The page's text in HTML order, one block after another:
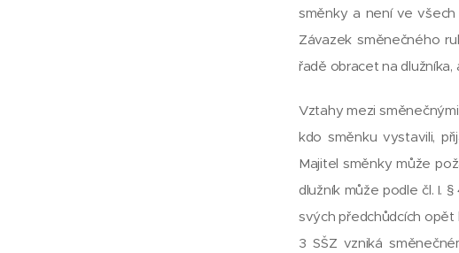
směnky a není ve
Závazek směnečného
řadě obracet na
Vztahy mezi směnečnými
kdo směnku vystavili,
Majitel směnky může
dlužník může podle čl. I.
svých předchůdcích opět
3 SŠZ vzniká